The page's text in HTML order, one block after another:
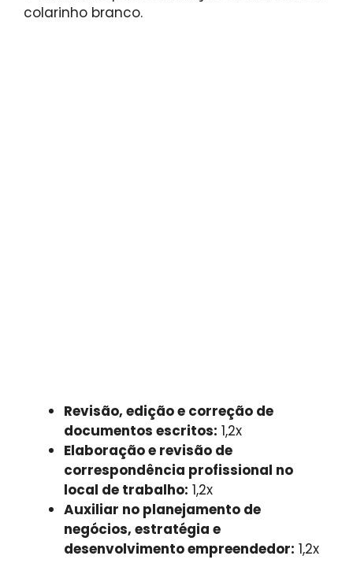
colarinho branco.
Revisão, edição e correção de
documentos escritos: 1,2x
Elaboração e revisão de
correspondência profissional no
local de trabalho: 1,2x
Auxiliar no planejamento de
negócios, estratégia e
desenvolvimento empreendedor: 1,2x